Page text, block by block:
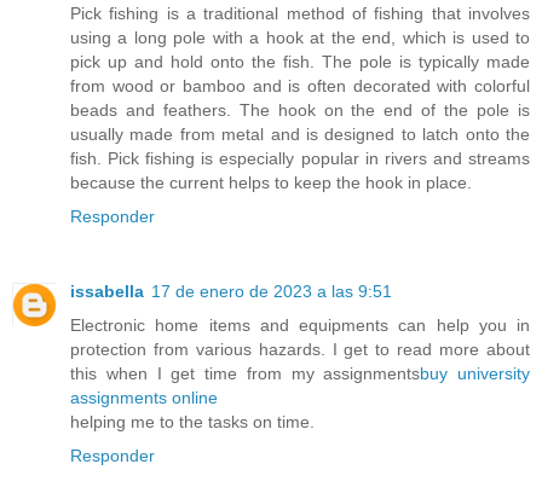
Pick fishing is a traditional method of fishing that involves
using a long pole with a hook at the end, which is used to
pick up and hold onto the fish. The pole is typically made
from wood or bamboo and is often decorated with colorful
beads and feathers. The hook on the end of the pole is
usually made from metal and is designed to latch onto the
fish. Pick fishing is especially popular in rivers and streams
because the current helps to keep the hook in place.
Responder
issabella 17 de enero de 2023 a las 9:51
Electronic home items and equipments can help you in
protection from various hazards. I get to read more about
this when I get time from my assignmentsbuy university
assignments online
helping me to the tasks on time.
Responder